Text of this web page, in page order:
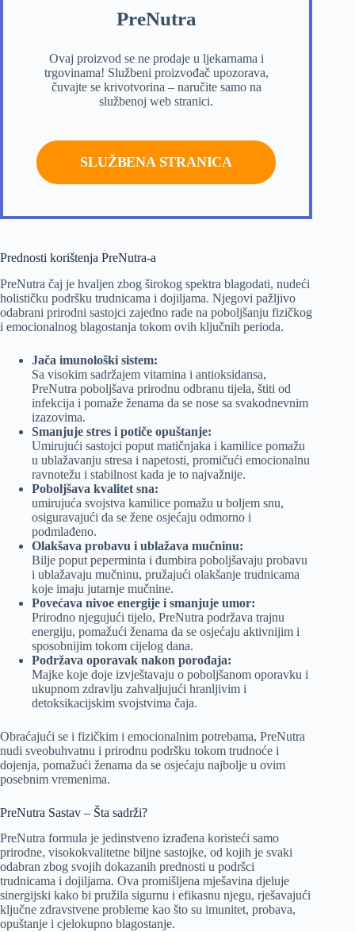
PreNutra
Ovaj proizvod se ne prodaje u ljekarnama i
trgovinama! Službeni proizvođač upozorava,
čuvajte se krivotvorina – naručite samo na
službenoj web stranici.
SLUŽBENA STRANICA
Prednosti korištenja PreNutra-a
PreNutra čaj je hvaljen zbog širokog spektra blagodati, nudeći
holističku podršku trudnicama i dojiljama. Njegovi pažljivo
odabrani prirodni sastojci zajedno rade na poboljšanju fizičkog
i emocionalnog blagostanja tokom ovih ključnih perioda.
Jača imunološki sistem:
Sa visokim sadržajem vitamina i antioksidansa,
PreNutra poboljšava prirodnu odbranu tijela, štiti od
infekcija i pomaže ženama da se nose sa svakodnevnim
izazovima.
Smanjuje stres i potiče opuštanje:
Umirujući sastojci poput matičnjaka i kamilice pomažu
u ublažavanju stresa i napetosti, promičući emocionalnu
ravnotežu i stabilnost kada je to najvažnije.
Poboljšava kvalitet sna:
umirujuća svojstva kamilice pomažu u boljem snu,
osiguravajući da se žene osjećaju odmorno i
podmlađeno.
Olakšava probavu i ublažava mučninu:
Bilje poput peperminta i đumbira poboljšavaju probavu
i ublažavaju mučninu, pružajući olakšanje trudnicama
koje imaju jutarnje mučnine.
Povećava nivoe energije i smanjuje umor:
Prirodno njegujući tijelo, PreNutra podržava trajnu
energiju, pomažući ženama da se osjećaju aktivnijim i
sposobnijim tokom cijelog dana.
Podržava oporavak nakon porođaja:
Majke koje doje izvještavaju o poboljšanom oporavku i
ukupnom zdravlju zahvaljujući hranljivim i
detoksikacijskim svojstvima čaja.
Obraćajući se i fizičkim i emocionalnim potrebama, PreNutra
nudi sveobuhvatnu i prirodnu podršku tokom trudnoće i
dojenja, pomažući ženama da se osjećaju najbolje u ovim
posebnim vremenima.
PreNutra Sastav – Šta sadrži?
PreNutra formula je jedinstveno izrađena koristeći samo
prirodne, visokokvalitetne biljne sastojke, od kojih je svaki
odabran zbog svojih dokazanih prednosti u podršci
trudnicama i dojiljama. Ova promišljena mješavina djeluje
sinergijski kako bi pružila sigurnu i efikasnu njegu, rješavajući
ključne zdravstvene probleme kao što su imunitet, probava,
opuštanje i cjelokupno blagostanje.